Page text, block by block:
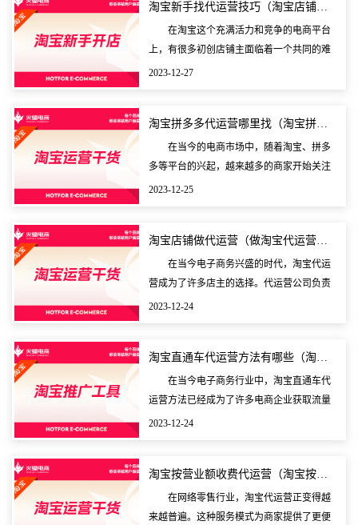
淘宝新手找代运营技巧（淘宝店铺找代运营做有效果吗）
在淘宝这个充满活力和竞争的电商平台
上，有很多初创店铺主面临着一个共同的难
题：如何让自己的店铺脱颖而出，真正取得
2023-12-27
淘宝拼多多代运营哪里找（淘宝拼多多代运营具体工作）
在当今的电商市场中，随着淘宝、拼多
多等平台的兴起，越来越多的商家开始关注
线上电商店铺的运营。对于一些新手来说，
2023-12-25
淘宝店铺做代运营（做淘宝代运营赚钱吗）
在当今电子商务兴盛的时代，淘宝代运
营成为了许多店主的选择。代运营公司负责
店铺整体设计、产品上架、销售策略、订单
2023-12-24
淘宝直通车代运营方法有哪些（淘宝直通车代运营方法有哪
在当今电子商务行业中，淘宝直通车代
运营方法已经成为了许多电商企业获取流量
和提升销售的重要手段。针对这一话题，本
2023-12-24
淘宝按营业额收费代运营（淘宝按营业额收费代运营可以吗
在网络零售行业，淘宝代运营正变得越
来越普遍。这种服务模式为商家提供了更便